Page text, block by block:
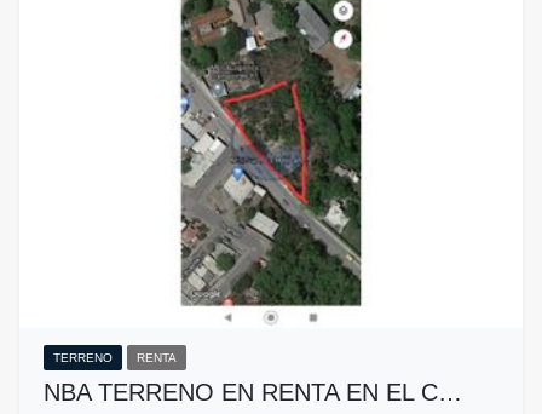
TERRENO RENTA
NBA TERRENO EN RENTA EN EL C…